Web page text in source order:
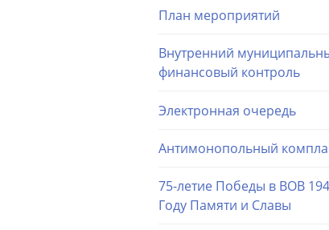
План мероприятий
Внутренний
финансовый контроль
Электронная очередь
Антимонопольный
75-летие Победы в ВОВ
Году Памяти и Славы